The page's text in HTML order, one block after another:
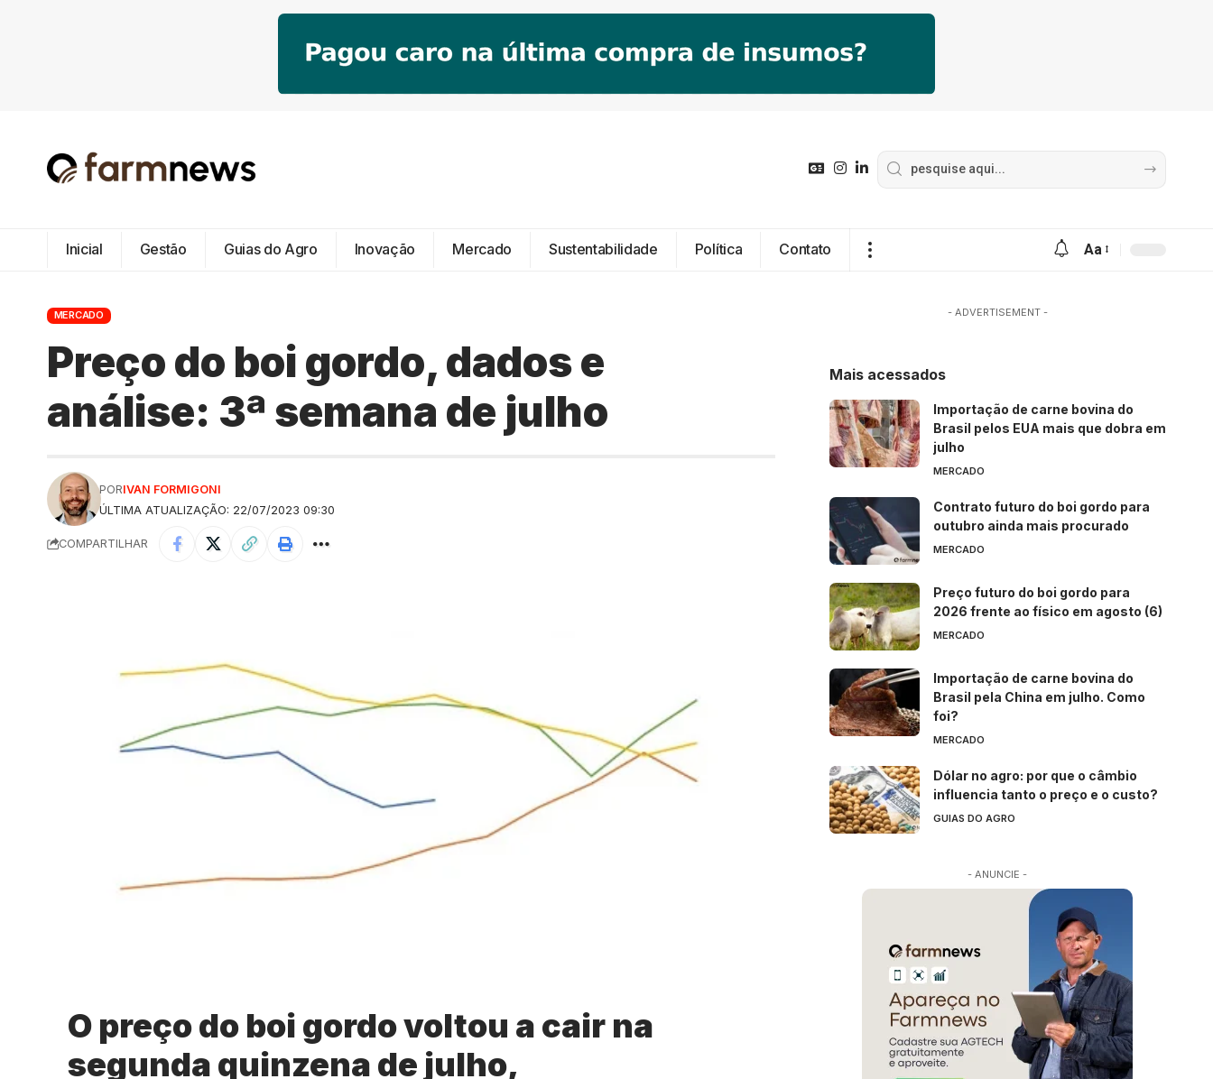
Inicial Gestão Guias do Agro Inovação Mercado Sustentabilidade Política Contato Aa
MERCADO
Preço do boi gordo, dados e
análise: 3ª semana de julho
ÚLTIMA ATUALIZAÇÃO: 22/07/2023 09:30
PORIVAN FORMIGONI
COMPARTILHAR
O preço do boi gordo voltou a cair na
segunda quinzena de julho,
- ADVERTISEMENT -
Mais acessados
Importação de carne bovina do
Brasil pelos EUA mais que dobra em
julho
MERCADO
Contrato futuro do boi gordo para
outubro ainda mais procurado
MERCADO
Preço futuro do boi gordo para
2026 frente ao físico em agosto (6)
MERCADO
Importação de carne bovina do
Brasil pela China em julho. Como
foi?
MERCADO
Dólar no agro: por que o câmbio
influencia tanto o preço e o custo?
GUIAS DO AGRO
- ANUNCIE -